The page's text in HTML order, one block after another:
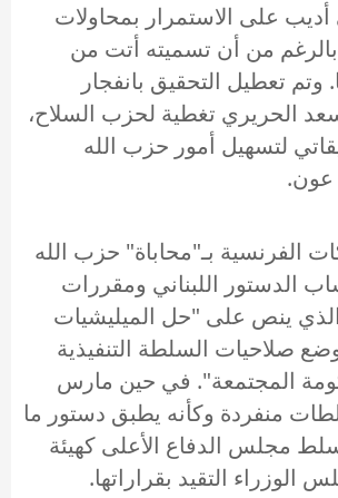
على الاستمرار بمحاولات
من أن تسميته أتت من
تعطيل التحقيق بانفجار
الحريري تغطية لحزب السلاح،
لتسهيل أمور حزب الله
عون.
الفرنسية بـ"محاباة" حزب الله
الدستور اللبناني ومقررات
ينص على "حل الميليشيات
صلاحيات السلطة التنفيذية
المجتمعة". في حين مارس
منفردة وكأنه يطبق دستور ما
مجلس الدفاع الأعلى كهيئة
الوزراء التقيد بقراراتها.